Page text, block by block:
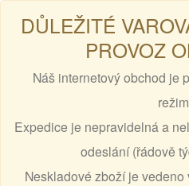
DŮLEŽITÉ
PROVOZ
Náš internetový obchod je
Expedice je nepravidelná a
odeslání (řádově
Neskladové zboží je